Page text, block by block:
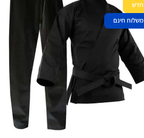
חדש
משלוח חינם